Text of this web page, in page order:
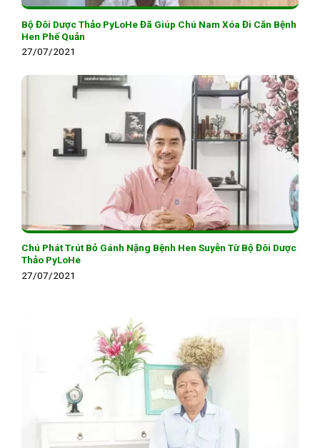
Bộ Đôi Dược Thảo PyLoHe Đã Giúp Chú Nam Xóa Đi Căn Bệnh
Hen Phế Quản
27/07/2021
Chú Phát Trút Bỏ Gánh Nặng Bệnh Hen Suyễn Từ Bộ Đôi Dược
Thảo PyLoHe
27/07/2021